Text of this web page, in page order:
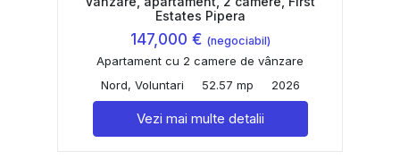
Estates Pipera
147,000 € (negociabil)
Apartament cu 2 camere de vânzare
Nord, Voluntari
52.57 mp 2026
Vezi mai multe detalii